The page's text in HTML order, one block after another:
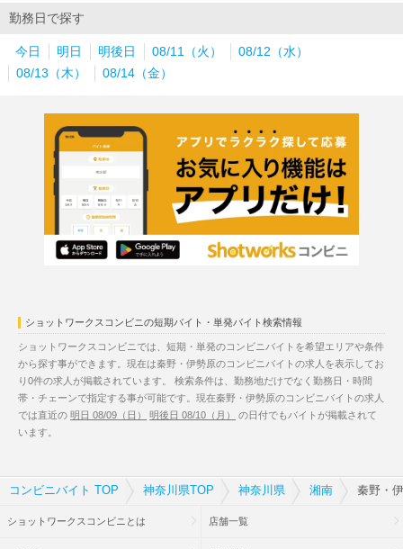
勤務日で探す
今日 明日 明後日 08/11（火）
08/12（水）
08/13（木）
08/14（金）
ショットワークスコンビニの短期バイト・単発バイト検索情報
ショットワークスコンビニでは、短期・単発のコンビニバイトを希望エリアや条件
から探す事ができます。現在は秦野・伊勢原のコンビニバイトの求人を表示してお
り0件の求人が掲載されています。 検索条件は、勤務地だけでなく勤務日・時間
帯・チェーンで指定する事が可能です。現在秦野・伊勢原のコンビニバイトの求人
では直近の 明日 08/09（日） 明後日 08/10（月）
の日付でもバイトが掲載されて
います。
コンビニバイト TOP 神奈川県TOP 神奈川県 湘南 秦野・
ショットワークスコンビニとは 店舗一覧